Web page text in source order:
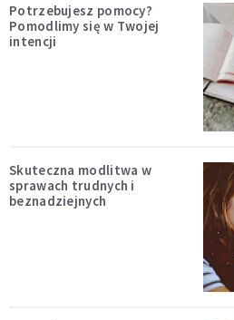
Potrzebujesz pomocy?
Pomodlimy się w Twojej
intencji
Skuteczna modlitwa w
sprawach trudnych i
beznadziejnych